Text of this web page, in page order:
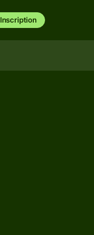
Inscription